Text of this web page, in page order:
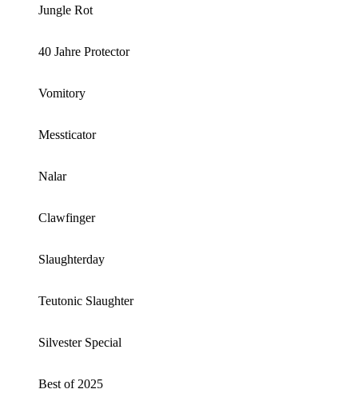
Jungle Rot
40 Jahre Protector
Vomitory
Messticator
Nalar
Clawfinger
Slaughterday
Teutonic Slaughter
Silvester Special
Best of 2025